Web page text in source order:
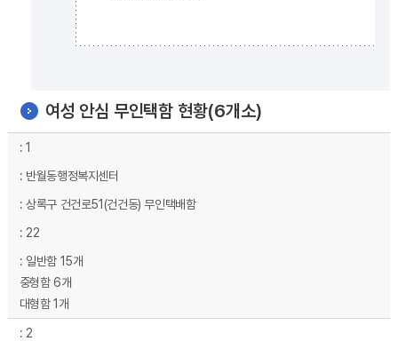
여성 안심 무인택함 현황(6개소)
1
반월동행정복지센터
상록구 건건로51(건건동) 무인택배함
22
일반함 15개
중형함 6개
대형함 1개
2